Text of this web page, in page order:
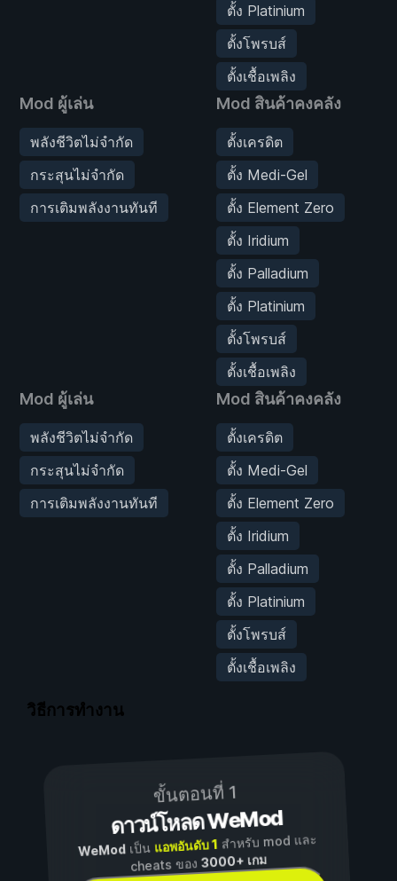
ตั้ง Platinium
ตั้งโพรบส์
ตั้งเชื้อเพลิง
Mod ผู้เล่น
พลังชีวิตไม่จำกัด
กระสุนไม่จำกัด
การเติมพลังงานทันที
Mod สินค้าคงคลัง
ตั้งเครดิต
ตั้ง Medi-Gel
ตั้ง Element Zero
ตั้ง Iridium
ตั้ง Palladium
ตั้ง Platinium
ตั้งโพรบส์
ตั้งเชื้อเพลิง
Mod ผู้เล่น
พลังชีวิตไม่จำกัด
กระสุนไม่จำกัด
การเติมพลังงานทันที
Mod สินค้าคงคลัง
ตั้งเครดิต
ตั้ง Medi-Gel
ตั้ง Element Zero
ตั้ง Iridium
ตั้ง Palladium
ตั้ง Platinium
ตั้งโพรบส์
ตั้งเชื้อเพลิง
วิธีการทำงาน
ขั้นตอนที่ 1
ดาวน์โหลด WeMod
WeModเป็น แอพอันดับ 1 สำหรับ mod และ
cheats ของ3000+ เกม